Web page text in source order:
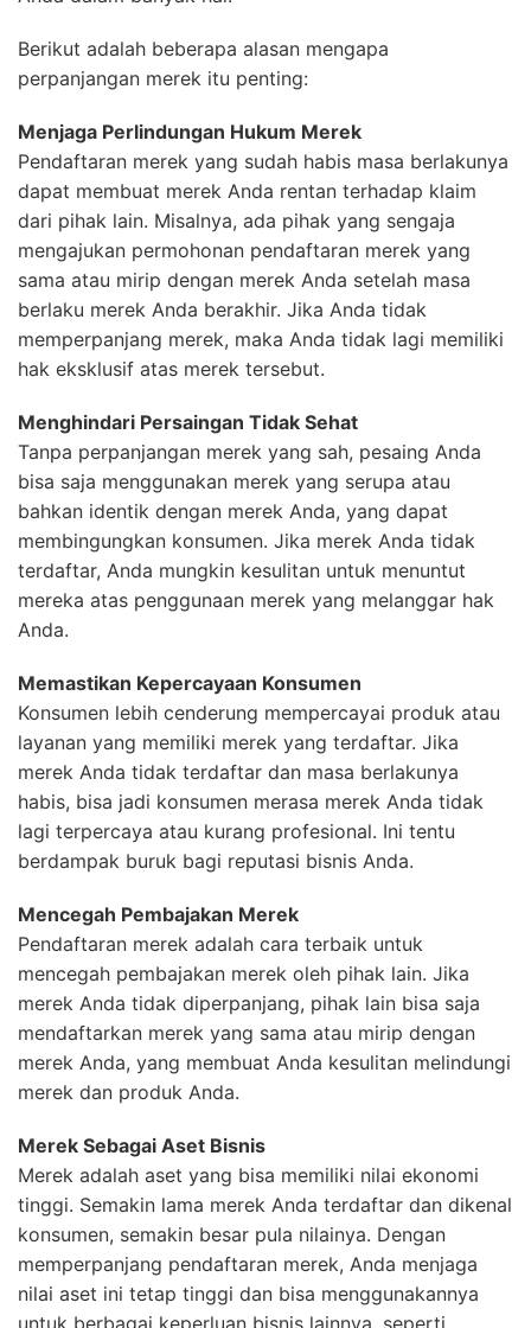
Berikut adalah beberapa alasan mengapa
perpanjangan merek itu penting:
Menjaga Perlindungan Hukum Merek
Pendaftaran merek yang sudah habis masa berlakunya
dapat membuat merek Anda rentan terhadap klaim
dari pihak lain. Misalnya, ada pihak yang sengaja
mengajukan permohonan pendaftaran merek yang
sama atau mirip dengan merek Anda setelah masa
berlaku merek Anda berakhir. Jika Anda tidak
memperpanjang merek, maka Anda tidak lagi memiliki
hak eksklusif atas merek tersebut.
Menghindari Persaingan Tidak Sehat
Tanpa perpanjangan merek yang sah, pesaing Anda
bisa saja menggunakan merek yang serupa atau
bahkan identik dengan merek Anda, yang dapat
membingungkan konsumen. Jika merek Anda tidak
terdaftar, Anda mungkin kesulitan untuk menuntut
mereka atas penggunaan merek yang melanggar hak
Anda.
Memastikan Kepercayaan Konsumen
Konsumen lebih cenderung mempercayai produk atau
layanan yang memiliki merek yang terdaftar. Jika
merek Anda tidak terdaftar dan masa berlakunya
habis, bisa jadi konsumen merasa merek Anda tidak
lagi terpercaya atau kurang profesional. Ini tentu
berdampak buruk bagi reputasi bisnis Anda.
Mencegah Pembajakan Merek
Pendaftaran merek adalah cara terbaik untuk
mencegah pembajakan merek oleh pihak lain. Jika
merek Anda tidak diperpanjang, pihak lain bisa saja
mendaftarkan merek yang sama atau mirip dengan
merek Anda, yang membuat Anda kesulitan melindungi
merek dan produk Anda.
Merek Sebagai Aset Bisnis
Merek adalah aset yang bisa memiliki nilai ekonomi
tinggi. Semakin lama merek Anda terdaftar dan dikenal
konsumen, semakin besar pula nilainya. Dengan
memperpanjang pendaftaran merek, Anda menjaga
nilai aset ini tetap tinggi dan bisa menggunakannya